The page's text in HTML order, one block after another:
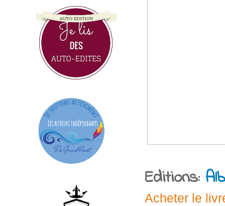
Editions:
Acheter le